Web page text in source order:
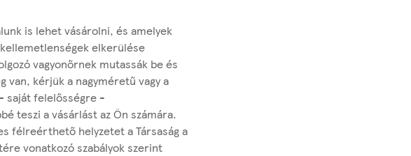
is lehet vásárolni, és amelyek
elkerülése
vagyonőrnek mutassák be és
van, kérjük a nagyméretű vagy a
saját felelősségre -
teszi a vásárlást az Ön számára.
félreérthető helyzetet a Társaság a
vonatkozó szabályok szerint